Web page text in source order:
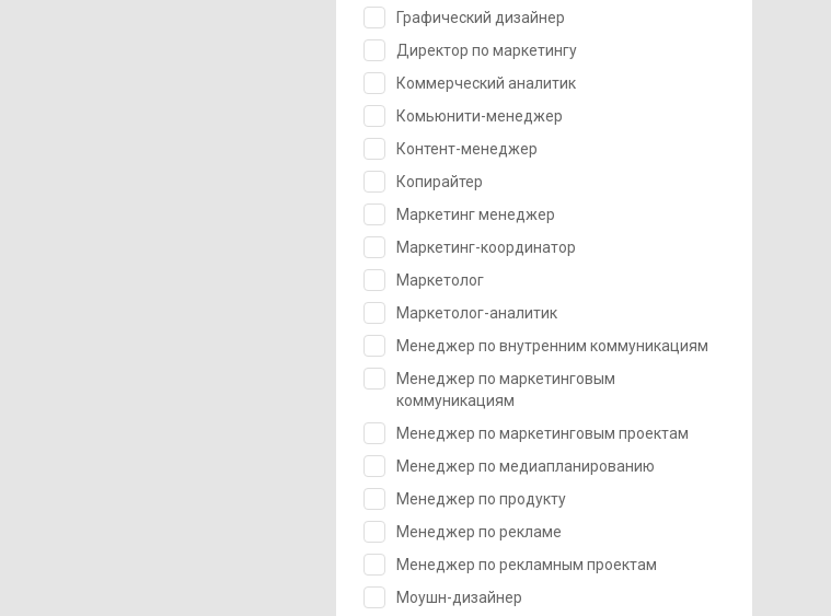
Графический дизайнер
Директор по маркетингу
Коммерческий аналитик
Комьюнити-менеджер
Контент-менеджер
Копирайтер
Маркетинг менеджер
Маркетинг-координатор
Маркетолог
Маркетолог-аналитик
Менеджер по внутренним коммуникациям
Менеджер по маркетинговым
коммуникациям
Менеджер по маркетинговым проектам
Менеджер по медиапланированию
Менеджер по продукту
Менеджер по рекламе
Менеджер по рекламным проектам
Моушн-дизайнер